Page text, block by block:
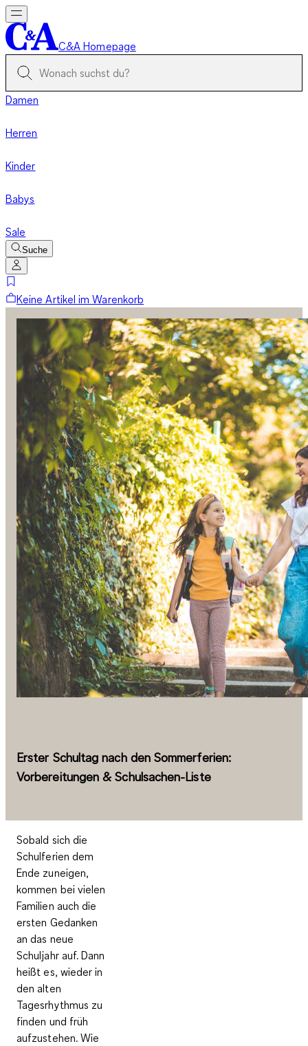
C&A Homepage
Damen
Herren
Kinder
Babys
Sale
Suche
Keine Artikel im Warenkorb
Erster Schultag nach den Sommerferien:
Vorbereitungen & Schulsachen-Liste
Sobald sich die
Schulferien dem
Ende zuneigen,
kommen bei vielen
Familien auch die
ersten Gedanken
an das neue
Schuljahr auf. Dann
heißt es, wieder in
den alten
Tagesrhythmus zu
finden und früh
aufzustehen. Wie